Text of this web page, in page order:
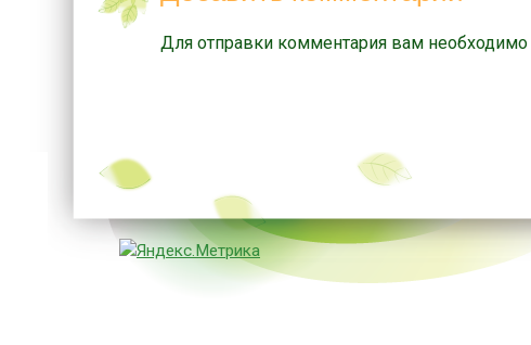
Для отправки комментария вам необходимо